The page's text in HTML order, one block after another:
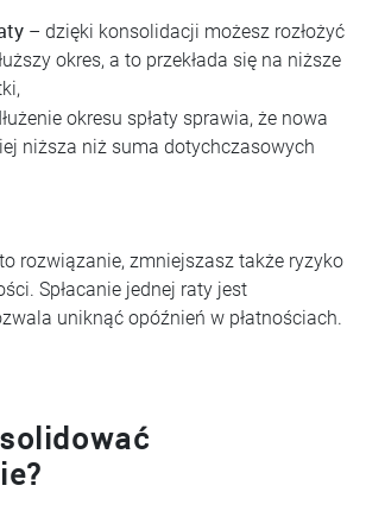
– dzięki konsolidacji możesz rozłożyć
okres, a to przekłada się na niższe
okresu spłaty sprawia, że nowa
niższa niż suma dotychczasowych
rozwiązanie, zmniejszasz także ryzyko
Spłacanie jednej raty jest
uniknąć opóźnień w płatnościach.